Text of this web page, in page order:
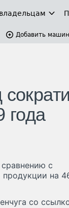
Добавить
года
с
на
со